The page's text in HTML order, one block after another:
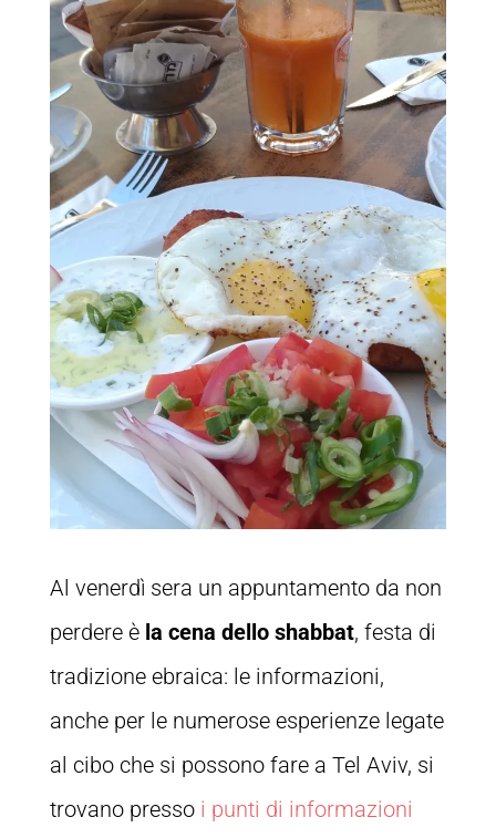
Al venerdì sera un appuntamento da non
perdere èla cena dello shabbat, festa di
tradizione ebraica: le informazioni,
anche per le numerose esperienze legate
al cibo che si possono fare a Tel Aviv, si
trovano presso i punti di informazioni